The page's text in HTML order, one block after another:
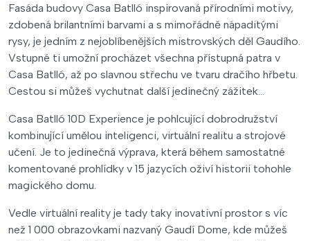
Fasáda budovy Casa Batlló inspirovaná přírodními motivy,
zdobená brilantními barvami a s mimořádně nápaditými
rysy, je jedním z nejoblíbenějších mistrovských děl Gaudího.
Vstupné ti umožní procházet všechna přístupná patra v
Casa Batlló, až po slavnou střechu ve tvaru dračího hřbetu.
Cestou si můžeš vychutnat další jedinečný zážitek…
Casa Batlló 10D Experience je pohlcující dobrodružství
kombinující umělou inteligenci, virtuální realitu a strojové
učení. Je to jedinečná výprava, která během samostatné
komentované prohlídky v 15 jazycích oživí historii tohohle
magického domu.
Vedle virtuální reality je tady taky inovativní prostor s víc
než 1 000 obrazovkami nazvaný Gaudí Dome, kde můžeš